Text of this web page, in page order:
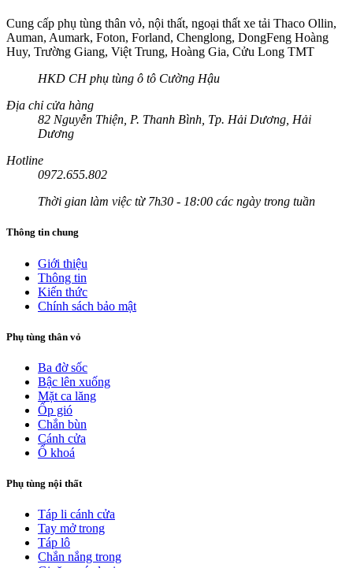
Cung cấp phụ tùng thân vỏ, nội thất, ngoại thất xe tải Thaco Ollin,
Auman, Aumark, Foton, Forland, Chenglong, DongFeng Hoàng
Huy, Trường Giang, Việt Trung, Hoàng Gia, Cửu Long TMT
HKD CH phụ tùng ô tô Cường Hậu
Địa chỉ cửa hàng
82 Nguyễn Thiện, P. Thanh Bình, Tp. Hải Dương, Hải
Dương
Hotline
0972.655.802
Thời gian làm việc từ 7h30 - 18:00 các ngày trong tuần
Thông tin chung
Giới thiệu
Thông tin
Kiến thức
Chính sách bảo mật
Phụ tùng thân vỏ
Ba đờ sốc
Bậc lên xuống
Mặt ca lăng
Ốp gió
Chắn bùn
Cánh cửa
Ổ khoá
Phụ tùng nội thất
Táp li cánh cửa
Tay mở trong
Táp lô
Chắn nắng trong